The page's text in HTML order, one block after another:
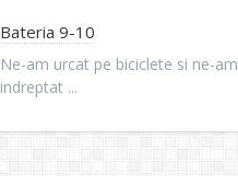
Bateria 9-10
Ne-am urcat pe biciclete si ne-am
indreptat ...